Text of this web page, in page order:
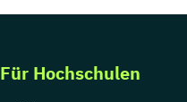
Für Hochschulen